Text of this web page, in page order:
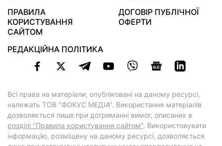
ПРАВИЛА
КОРИСТУВАННЯ
САЙТОМ
ДОГОВІР ПУБЛІЧНОЇ
ОФЕРТИ
РЕДАКЦІЙНА ПОЛІТИКА
Всі права на матеріали, опубліковані на даному ресурсі,
належать ТОВ "ФОКУС МЕДІА". Використання матеріалів
дозволяється лише при дотриманні вимог, описаних в
розділі "Правила користування сайтом". Використовувати
інформацію, розміщену на даному ресурсі, дозволяється